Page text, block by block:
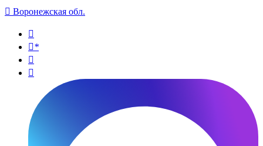
 Воронежская обл.

*

